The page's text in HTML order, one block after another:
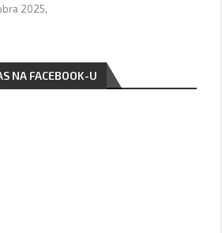
2025,
NA FACEBOOK-U